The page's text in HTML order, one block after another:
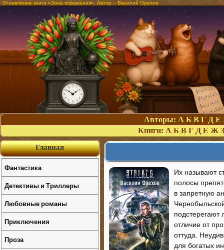
Оглавление книги «Зона поражения». Автор – Василий Орехов
Авторы: А Б В Г Д Е
Книги: А Б В Г Д Е Ж З
Их называют
полосы
в запретную
отличие от
оттуда.
для богатых
Главная
Фантастика
Детективы и Триллеры
Любовные романы
Приключения
Проза